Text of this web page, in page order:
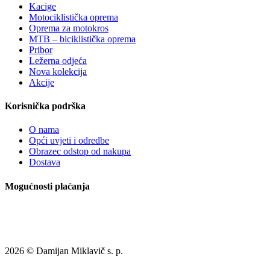
Kacige
Motociklistička oprema
Oprema za motokros
MTB – biciklistička oprema
Pribor
Ležerna odjeća
Nova kolekcija
Akcije
Korisnička podrška
O nama
Opći uvjeti i odredbe
Obrazec odstop od nakupa
Dostava
Mogućnosti plaćanja
2026 © Damijan Miklavič s. p.